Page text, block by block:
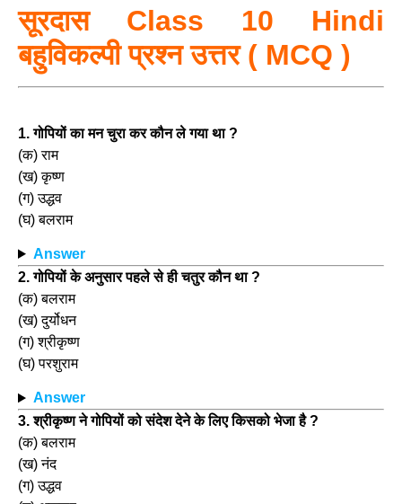
सूरदास Class 10 Hindi
बहुविकल्पी प्रश्न उत्तर ( MCQ )
1. गोपियों का मन चुरा कर कौन ले गया था ?
(क) राम
(ख) कृष्ण
(ग) उद्धव
(घ) बलराम
Answer
2. गोपियों के अनुसार पहले से ही चतुर कौन था ?
(क) बलराम
(ख) दुर्योधन
(ग) श्रीकृष्ण
(घ) परशुराम
Answer
3. श्रीकृष्ण ने गोपियों को संदेश देने के लिए किसको भेजा है ?
(क) बलराम
(ख) नंद
(ग) उद्धव